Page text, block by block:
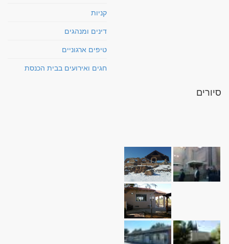
קניות
דינים ומנהגים
טיפים ארגוניים
חגים ואירועים בבית הכנסת
סיורים